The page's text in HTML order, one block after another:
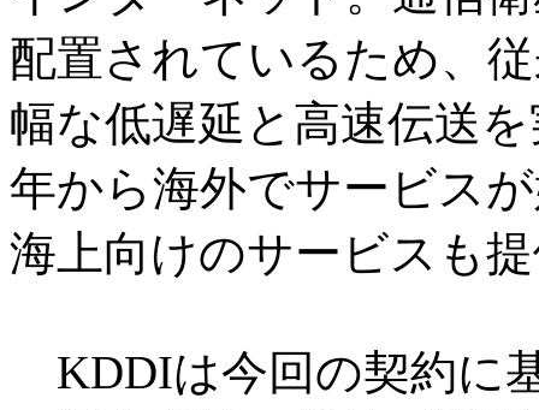
配置されているため、
幅な低遅延と高速伝送
年から海外でサービス
海上向けのサービスも
KDDIは今回の契約に